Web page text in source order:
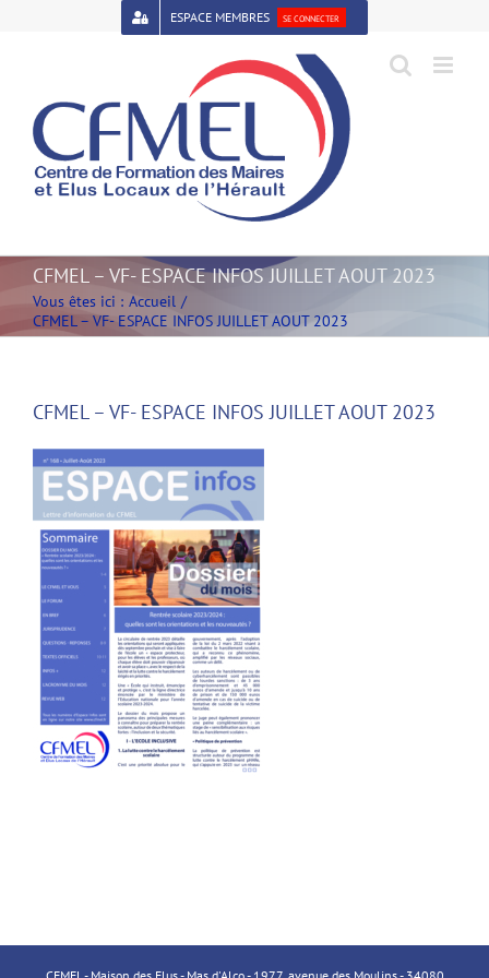
Open toolbar
ESPACE MEMBRES SE CONNECTER
CFMEL – VF- ESPACE INFOS JUILLET AOUT 2023
Vous êtes ici : Accueil
CFMEL – VF- ESPACE INFOS JUILLET AOUT 2023
CFMEL – VF- ESPACE INFOS JUILLET AOUT 2023